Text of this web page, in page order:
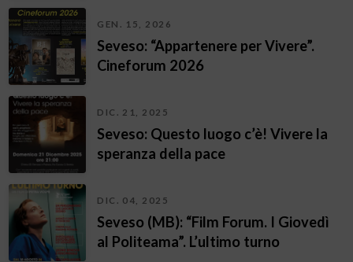
GEN. 15, 2026
Seveso: “Appartenere per Vivere”.
Cineforum 2026
DIC. 21, 2025
Seveso: Questo luogo c’è! Vivere la
speranza della pace
DIC. 04, 2025
Seveso (MB): “Film Forum. I Giovedì
al Politeama”. L’ultimo turno